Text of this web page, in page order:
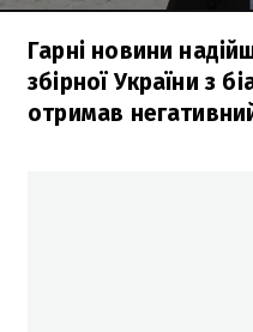
Гарні новини
збірної України з
отримав